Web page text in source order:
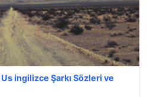
ingilizce Şarkı Sözleri ve